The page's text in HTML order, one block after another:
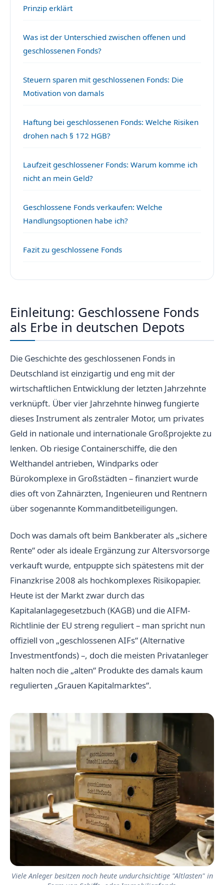
Prinzip erklärt
Was ist der Unterschied zwischen offenen und
geschlossenen Fonds?
Steuern sparen mit geschlossenen Fonds: Die
Motivation von damals
Haftung bei geschlossenen Fonds: Welche Risiken
drohen nach § 172 HGB?
Laufzeit geschlossener Fonds: Warum komme ich
nicht an mein Geld?
Geschlossene Fonds verkaufen: Welche
Handlungsoptionen habe ich?
Fazit zu geschlossene Fonds
Einleitung: Geschlossene Fonds
als Erbe in deutschen Depots
Die Geschichte des geschlossenen Fonds in
Deutschland ist einzigartig und eng mit der
wirtschaftlichen Entwicklung der letzten Jahrzehnte
verknüpft. Über vier Jahrzehnte hinweg fungierte
dieses Instrument als zentraler Motor, um privates
Geld in nationale und internationale Großprojekte zu
lenken. Ob riesige Containerschiffe, die den
Welthandel antrieben, Windparks oder
Bürokomplexe in Großstädten – finanziert wurde
dies oft von Zahnärzten, Ingenieuren und Rentnern
über sogenannte Kommanditbeteiligungen.
Doch was damals oft beim Bankberater als „sichere
Rente“ oder als ideale Ergänzung zur Altersvorsorge
verkauft wurde, entpuppte sich spätestens mit der
Finanzkrise 2008 als hochkomplexes Risikopapier.
Heute ist der Markt zwar durch das
Kapitalanlagegesetzbuch (KAGB) und die AIFM-
Richtlinie der EU streng reguliert – man spricht nun
offiziell von „geschlossenen AIFs“ (Alternative
Investmentfonds) –, doch die meisten Privatanleger
halten noch die „alten“ Produkte des damals kaum
regulierten „Grauen Kapitalmarktes“.
Viele Anleger besitzen noch heute undurchsichtige "Altlasten" in